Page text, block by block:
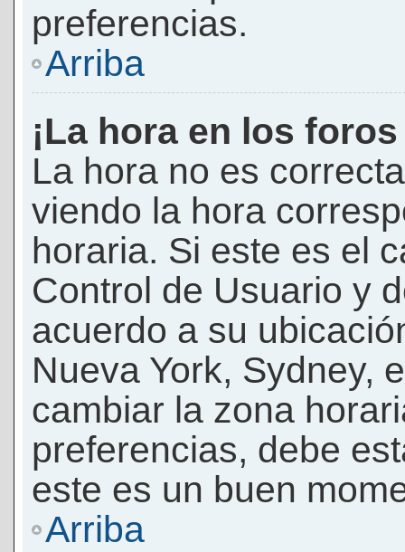
preferencias.
Arriba
¡La hora en los
La hora no es
viendo la hora
horaria. Si este es el
Control de Usuario y
acuerdo a su
Nueva York, Sydney,
cambiar la zona
preferencias, debe
este es un buen
Arriba